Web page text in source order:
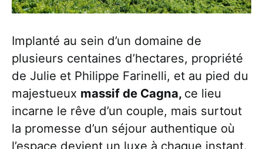
Implanté au sein d’un domaine de
plusieurs centaines d’hectares, propriété
de Julie et Philippe Farinelli, et au pied du
majestueux massif de Cagna, ce lieu
incarne le rêve d’un couple, mais surtout
la promesse d’un séjour authentique où
l’espace devient un luxe à chaque instant.